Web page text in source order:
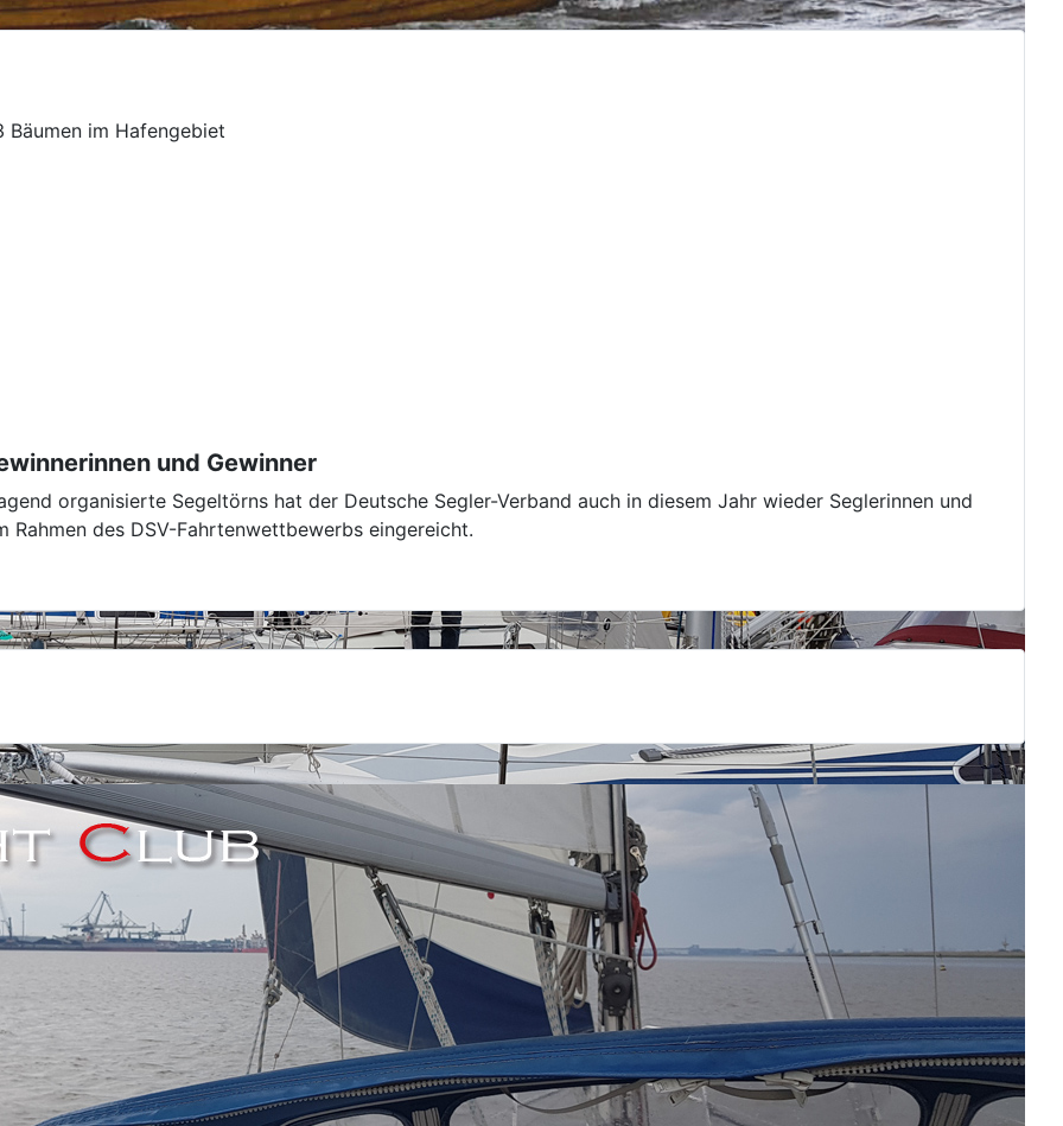
Bäumen im Hafengebiet
und Gewinner
organisierte Segeltörns hat der Deutsche Segler-Verband auch in diesem Jahr wieder Seglerinnen und
Rahmen des DSV-Fahrtenwettbewerbs eingereicht.